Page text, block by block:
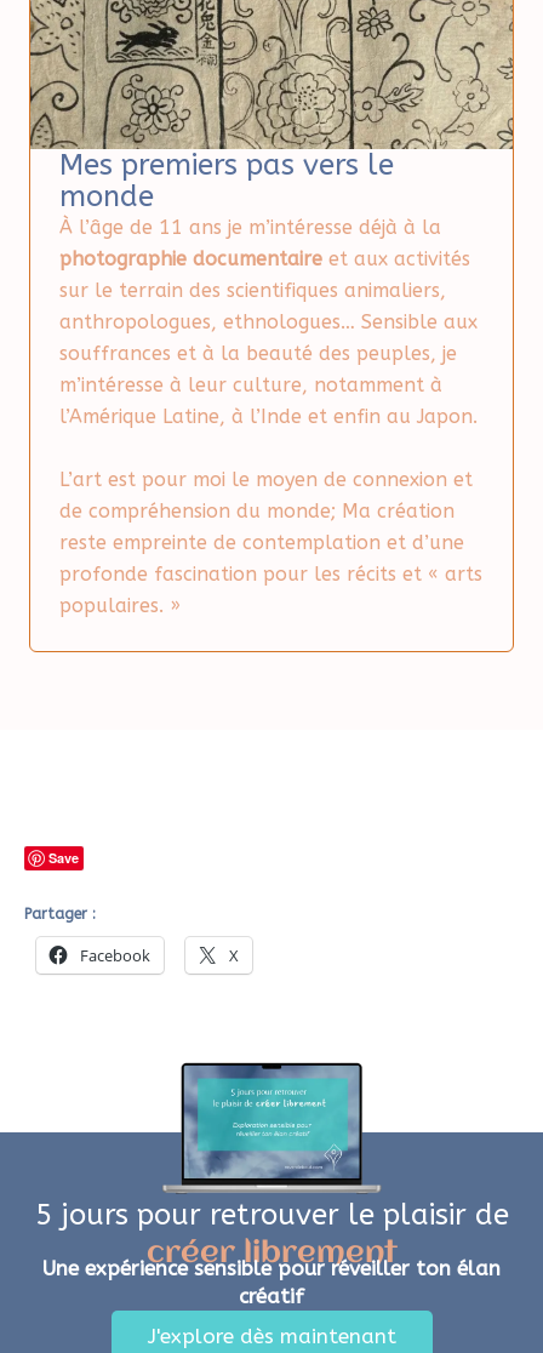
Mes premiers pas vers le
monde
À l’âge de 11 ans je m’intéresse déjà à la
photographie documentaire et aux activités
sur le terrain des scientifiques animaliers,
anthropologues, ethnologues… Sensible aux
souffrances et à la beauté des peuples, je
m’intéresse à leur culture, notamment à
l’Amérique Latine, à l’Inde et enfin au Japon.
L’art est pour moi le moyen de connexion et
de compréhension du monde; Ma création
reste empreinte de contemplation et d’une
profonde fascination pour les récits et « arts
populaires. »
Save
Partager :
Facebook X
5 jours pour retrouver le plaisir de
créer librement
Une expérience sensible pour réveiller ton élan
créatif
J'explore dès maintenant